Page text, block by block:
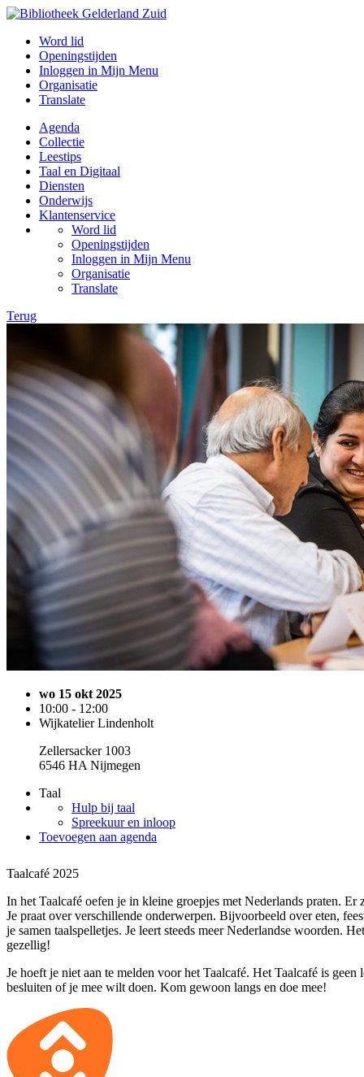
Word lid
Openingstijden
Inloggen in Mijn Menu
Organisatie
Translate
Agenda
Collectie
Leestips
Taal en Digitaal
Diensten
Onderwijs
Klantenservice
Word lid
Openingstijden
Inloggen in Mijn Menu
Organisatie
Translate
Terug
wo 15 okt 2025
10:00 - 12:00
Wijkatelier Lindenholt
Zellersacker 1003
6546 HA Nijmegen
Taal
Hulp bij taal
Spreekuur en inloop
Toevoegen aan agenda
Taalcafé 2025
In het Taalcafé oefen je in kleine groepjes met Nederlands praten.
Je praat over verschillende onderwerpen. Bijvoorbeeld over eten,
je samen taalspelletjes. Je leert steeds meer Nederlandse woorden.
gezellig!
Je hoeft je niet aan te melden voor het Taalcafé. Het Taalcafé is geen
besluiten of je mee wilt doen. Kom gewoon langs en doe mee!